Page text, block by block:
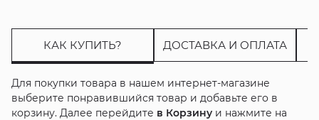
КАК КУПИТЬ? ДОСТАВКА И ОПЛАТА
Для покупки товара в нашем интернет-магазине
выберите понравившийся товар и добавьте его в
корзину. Далее перейдите в Корзинуи нажмите на